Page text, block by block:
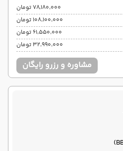
۷۸٬۱۸۰٬۰۰۰ تومان
۱۰۸٬۱۰۰٬۰۰۰ تومان
۶۱٬۵۵۰٬۰۰۰ تومان
۳۲٬۹۹۰٬۰۰۰ تومان
مشاوره و رزرو رایگان